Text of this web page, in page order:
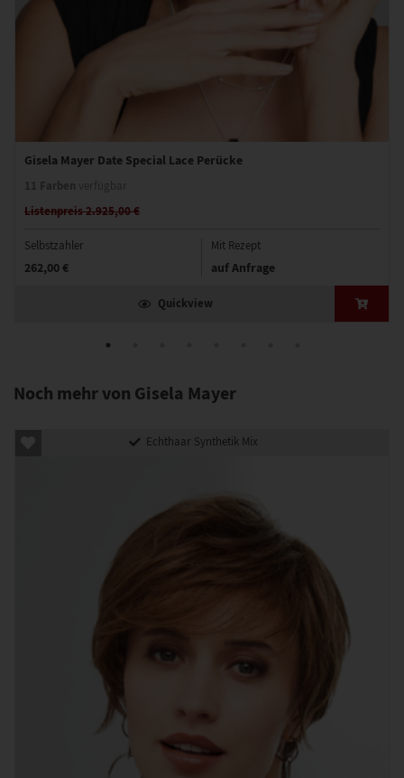
Gisela Mayer Date Special Lace Perücke
Listenpreis 2.925,00 €
Selbstzahler
262,00 €
Mit Rezept
auf Anfrage
Quickview
Noch mehr von Gisela Mayer
Echthaar Synthetik Mix